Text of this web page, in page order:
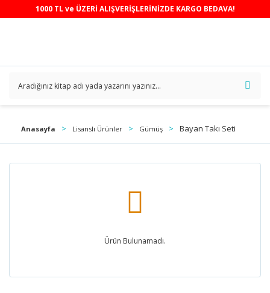
1000 TL ve ÜZERİ ALIŞVERİŞLERİNİZDE KARGO BEDAVA!
Anasayfa Lisanslı Ürünler Gümüş Bayan Takı Seti
Ürün Bulunamadı.